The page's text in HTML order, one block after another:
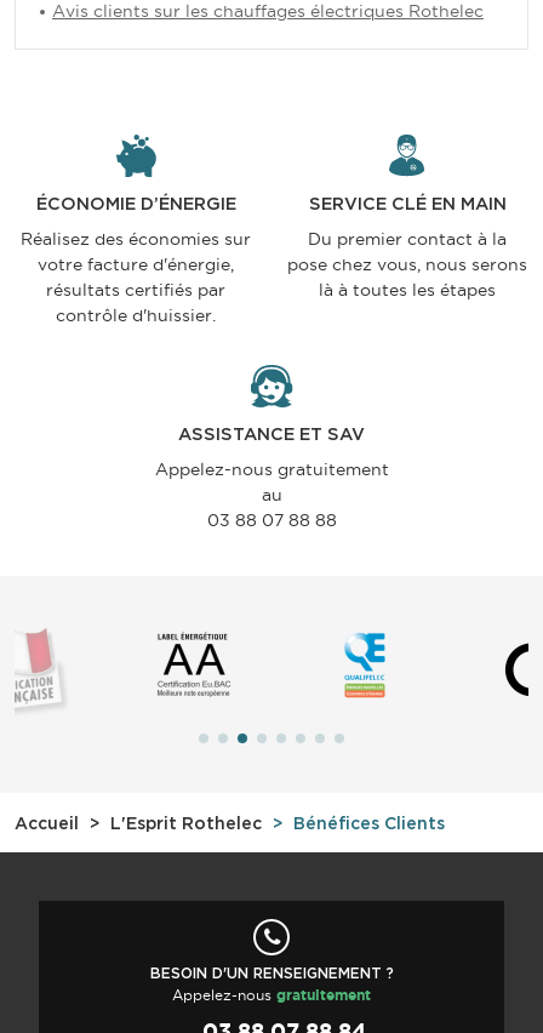
Avis clients sur les chauffages électriques Rothelec
ÉCONOMIE D’ÉNERGIE
Réalisez des économies sur
votre facture d'énergie,
résultats certifiés par
contrôle d'huissier.
SERVICE CLÉ EN MAIN
Du premier contact à la
pose chez vous, nous serons
là à toutes les étapes
ASSISTANCE ET SAV
Appelez-nous gratuitement
au
03 88 07 88 88
Accueil L'Esprit Rothelec Bénéfices Clients
BESOIN D'UN RENSEIGNEMENT ?
Appelez-nous gratuitement